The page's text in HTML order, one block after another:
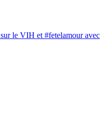
le VIH et #fetelamour avec